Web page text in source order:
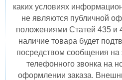
каких условиях
не являются публичной
положениями Статей 435 и
наличие товара будет
посредством сообщения на
телефонного звонка на
оформлении заказа.